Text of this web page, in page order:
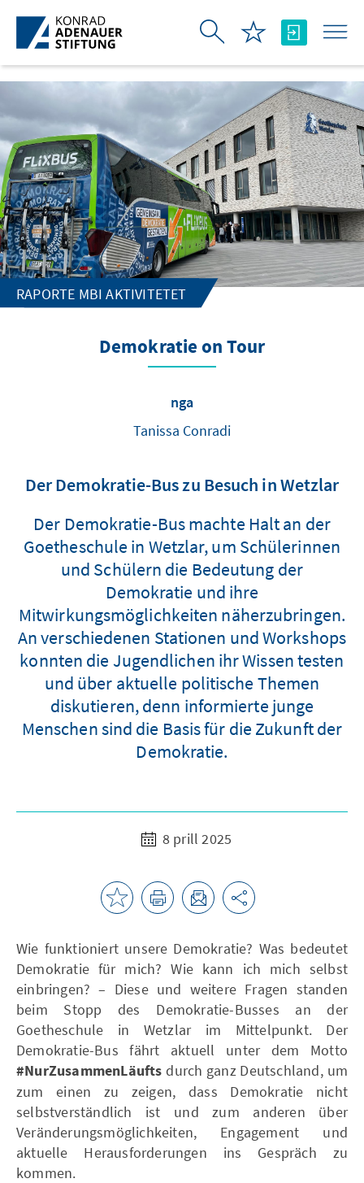
Skip to Main Content
RAPORTE MBI AKTIVITETET
Demokratie on Tour
nga
Tanissa Conradi
Der Demokratie-Bus zu Besuch in Wetzlar
Der Demokratie-Bus machte Halt an der
Goetheschule in Wetzlar, um Schülerinnen
und Schülern die Bedeutung der
Demokratie und ihre
Mitwirkungsmöglichkeiten näherzubringen.
An verschiedenen Stationen und Workshops
konnten die Jugendlichen ihr Wissen testen
und über aktuelle politische Themen
diskutieren, denn informierte junge
Menschen sind die Basis für die Zukunft der
Demokratie.
8 prill 2025
Wie funktioniert unsere Demokratie? Was bedeutet
Demokratie für mich? Wie kann ich mich selbst
einbringen? – Diese und weitere Fragen standen
beim Stopp des Demokratie-Busses an der
Goetheschule in Wetzlar im Mittelpunkt. Der
Demokratie-Bus fährt aktuell unter dem Motto
#NurZusammenLäufts durch ganz Deutschland, um
zum einen zu zeigen, dass Demokratie nicht
selbstverständlich ist und zum anderen über
Veränderungsmöglichkeiten, Engagement und
aktuelle Herausforderungen ins Gespräch zu
kommen.